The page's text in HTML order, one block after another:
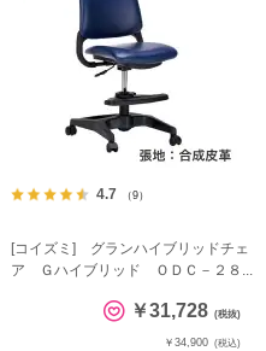
4.7 （9）
[コイズミ] グランハイブリッドチェ
ア Ｇハイブリッド ＯＤＣ－２８...
￥31,728 (税抜)
￥34,900 (税込)